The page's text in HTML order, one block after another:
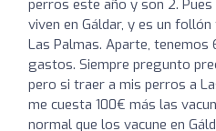
perros este año y son 2.
viven en Gáldar, y es un
Las Palmas. Aparte,
gastos. Siempre pregunto
pero si traer a mis perros a
me cuesta 100€ más las
normal que los vacune en